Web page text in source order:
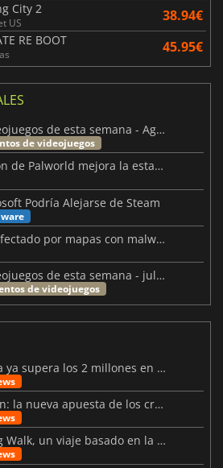
City 2
US 38.94€
RE BOOT 45.95€
Lanzamientos de videojuegos de esta semana - Agosto de 2026 (semana 32)
de videojuegos
La última actualización de Palworld mejora la estabilidad
Podría Alejarse de Steam
Meccha Chameleon afectado por mapas con malware y Discord
Lanzamientos de videojuegos de esta semana - julio 2026 (semana 31)
de videojuegos
Resident Evil Veronica ya supera los 2 millones en listas de deseados
Beast of Reincarnation: la nueva apuesta de los creadores de Pokémon
Ya está disponible Big Walk, un viaje basado en la amistad